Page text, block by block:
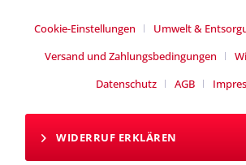
Cookie-Einstellungen Umwelt &
Versand und Zahlungsbedingungen
Datenschutz
AGB
WIDERRUF ERKLÄREN